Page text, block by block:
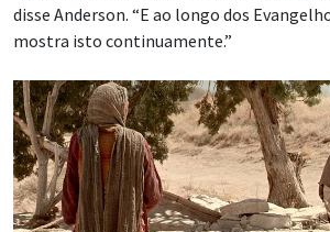
disse Anderson. “E ao longo dos
mostra isto continuamente.”